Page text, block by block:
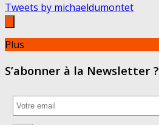
Tweets by michaeldumontet
Plus
S’abonner à la Newsletter ?